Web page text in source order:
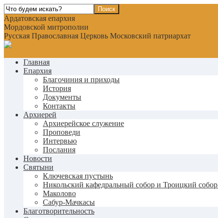
Ардатовская епархия
Мордовской митрополии
Русская Православная Церковь Московский патриархат
Главная
Епархия
Благочиния и приходы
История
Документы
Контакты
Архиерей
Архиерейское служение
Проповеди
Интервью
Послания
Новости
Святыни
Ключевская пустынь
Никольский кафедральный собор и Троицкий собор
Маколово
Сабур-Мачкасы
Благотворительность